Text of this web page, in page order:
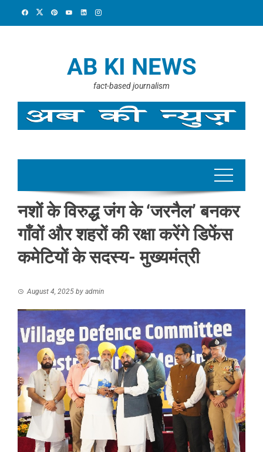
AB KI NEWS
fact-based journalism
नशों के विरुद्ध जंग के ‘जरनैल’ बनकर
गाँवों और शहरों की रक्षा करेंगे डिफेंस
कमेटियों के सदस्य- मुख्यमंत्री
August 4, 2025 by admin